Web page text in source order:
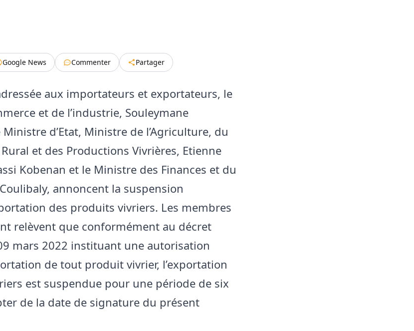
Google News Commenter Partager
aux importateurs et exportateurs, le
et de l’industrie, Souleymane
d’Etat, Ministre de l’Agriculture, du
et des Productions Vivrières, Etienne
Kobenan et le Ministre des Finances et du
annoncent la suspension
des produits vivriers. Les membres
relèvent que conformément au décret
mars 2022 instituant une autorisation
de tout produit vivrier, l’exportation
est suspendue pour une période de six
de la date de signature du présent